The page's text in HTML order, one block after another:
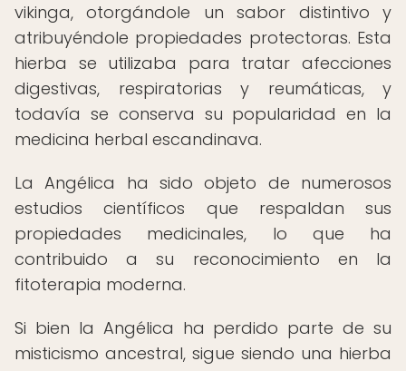
vikinga, otorgándole un sabor distintivo y
atribuyéndole propiedades protectoras. Esta
hierba se utilizaba para tratar afecciones
digestivas, respiratorias y reumáticas, y
todavía se conserva su popularidad en la
medicina herbal escandinava.
La Angélica ha sido objeto de numerosos
estudios científicos que respaldan sus
propiedades medicinales, lo que ha
contribuido a su reconocimiento en la
fitoterapia moderna.
Si bien la Angélica ha perdido parte de su
misticismo ancestral, sigue siendo una hierba